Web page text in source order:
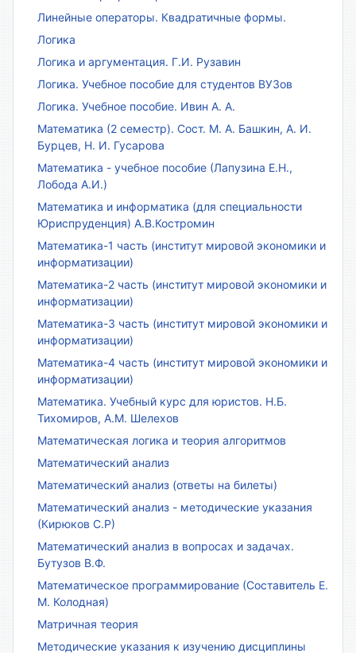
Линейные операторы. Квадратичные формы.
Логика
Логика и аргументация. Г.И. Рузавин
Логика. Учебное пособие для студентов ВУЗов
Логика. Учебное пособие. Ивин А. А.
Математика (2 семестр). Сост. М. А. Башкин, А. И.
Бурцев, Н. И. Гусарова
Математика - учебное пособие (Лапузина Е.Н.,
Лобода А.И.)
Математика и информатика (для специальности
Юриспруденция) А.В.Костромин
Математика-1 часть (институт мировой экономики и
информатизации)
Математика-2 часть (институт мировой экономики и
информатизации)
Математика-3 часть (институт мировой экономики и
информатизации)
Математика-4 часть (институт мировой экономики и
информатизации)
Математика. Учебный курс для юристов. Н.Б.
Тихомиров, А.М. Шелехов
Математическая логика и теория алгоритмов
Математический анализ
Математический анализ (ответы на билеты)
Математический анализ - методические указания
(Кирюков С.Р)
Математический анализ в вопросах и задачах.
Бутузов В.Ф.
Математическое программирование (Составитель Е.
М. Колодная)
Матричная теория
Методические указания к изучению дисциплины